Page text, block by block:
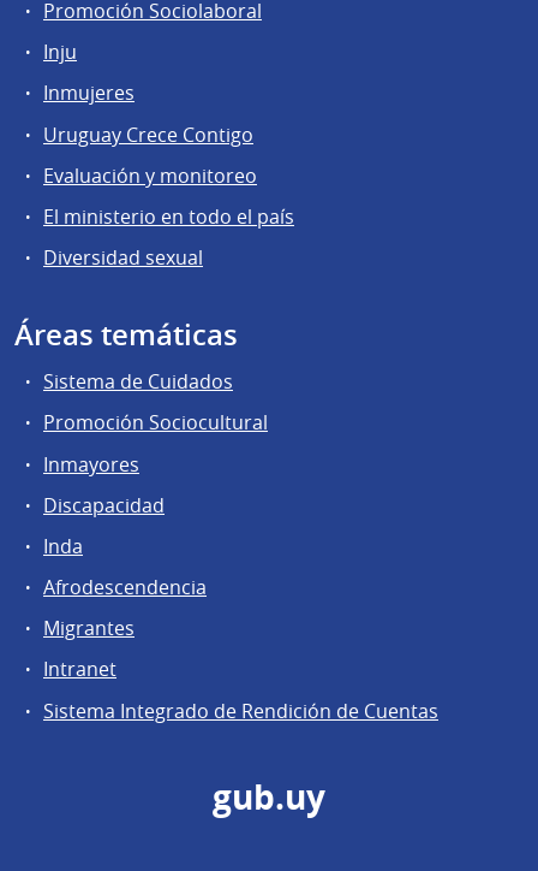
Promoción Sociolaboral
Inju
Inmujeres
Uruguay Crece Contigo
Evaluación y monitoreo
El ministerio en todo el país
Diversidad sexual
Áreas temáticas
Sistema de Cuidados
Promoción Sociocultural
Inmayores
Discapacidad
Inda
Afrodescendencia
Migrantes
Intranet
Sistema Integrado de Rendición de Cuentas
gub.uy